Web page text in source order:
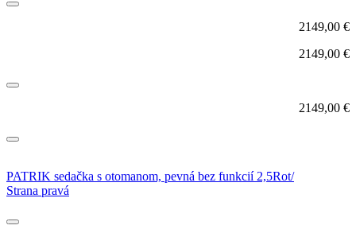
2149,00 €
2149,00 €
2149,00 €
PATRIK sedačka s otomanom, pevná bez funkcií 2,5Rot/
Strana pravá